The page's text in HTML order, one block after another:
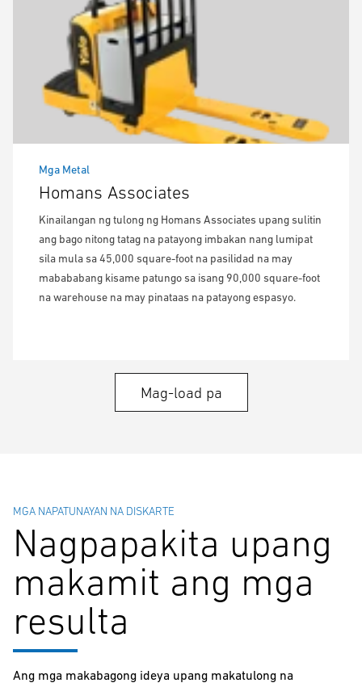
Mga Metal
Homans Associates
Kinailangan ng tulong ng Homans Associates upang sulitin
ang bago nitong tatag na patayong imbakan nang lumipat
sila mula sa 45,000 square-foot na pasilidad na may
mabababang kisame patungo sa isang 90,000 square-foot
na warehouse na may pinataas na patayong espasyo.
Mag-load pa
MGA NAPATUNAYAN NA DISKARTE
Nagpapakita upang
makamit ang mga
resulta
Ang mga makabagong ideya upang makatulong na